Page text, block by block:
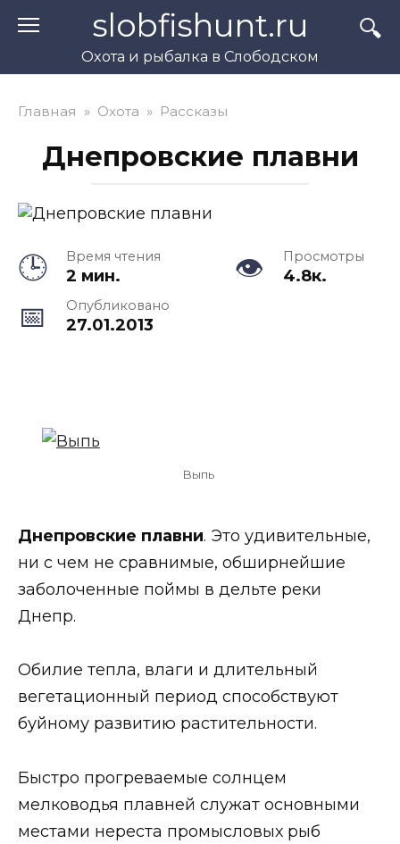
slobfishunt.ru
Охота и рыбалка в Слободском
Главная » Охота » Рассказы
Днепровские плавни
Время чтения
2 мин.
Просмотры
4.8к.
Опубликовано
27.01.2013
Выпь
Днепровские плавни. Это удивительные,
ни с чем не сравнимые, обширнейшие
заболоченные поймы в дельте реки
Днепр.
Обилие тепла, влаги и длительный
вегетационный период способствуют
буйному развитию растительности.
Быстро прогреваемые солнцем
мелководья плавней служат основными
местами нереста промысловых рыб